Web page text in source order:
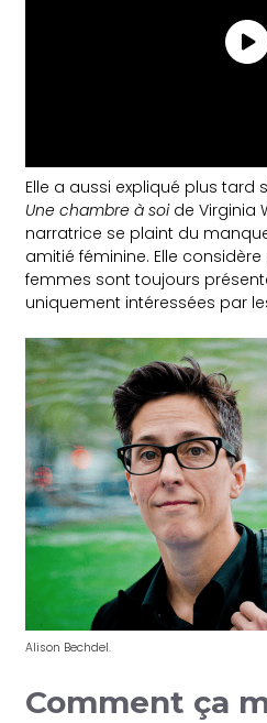
Elle a aussi expliqué plus tard
Une chambre à soide Virginia
narratrice se plaint du
amitié féminine. Elle
femmes sont toujours
uniquement intéressées par
Alison Bechdel.
Comment ça